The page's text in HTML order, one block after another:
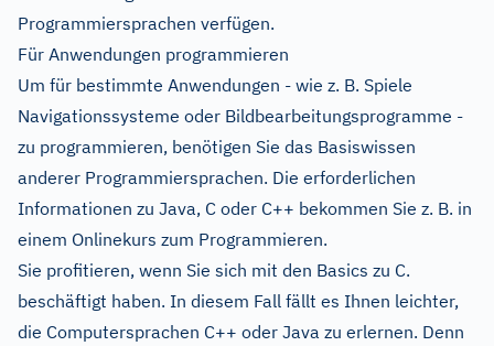
Programmiersprachen verfügen.
Für Anwendungen programmieren
Um für bestimmte Anwendungen - wie z. B. Spiele
Navigationssysteme oder Bildbearbeitungsprogramme -
zu programmieren, benötigen Sie das Basiswissen
anderer Programmiersprachen. Die erforderlichen
Informationen zu Java, C oder C++ bekommen Sie z. B. in
einem Onlinekurs zum Programmieren.
Sie profitieren, wenn Sie sich mit den Basics zu C.
beschäftigt haben. In diesem Fall fällt es Ihnen leichter,
die Computersprachen C++ oder Java zu erlernen. Denn